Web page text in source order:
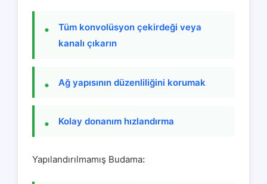
Tüm konvolüsyon çekirdeği veya
kanalı çıkarın
Ağ yapısının düzenliliğini korumak
Kolay donanım hızlandırma
Yapılandırılmamış Budama: